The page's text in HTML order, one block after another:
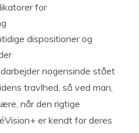
for
dispositioner og
nogensinde stået
travlhed, så ved man,
når den rigtige
er kendt for deres